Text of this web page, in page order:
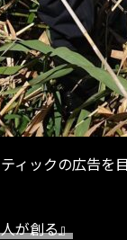
ィックの広告を
が創る』